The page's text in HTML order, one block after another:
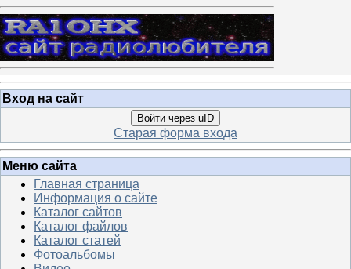
Вход на сайт
Войти через uID
Старая форма входа
Меню сайта
Главная страница
Информация о сайте
Каталог сайтов
Каталог файлов
Каталог статей
Фотоальбомы